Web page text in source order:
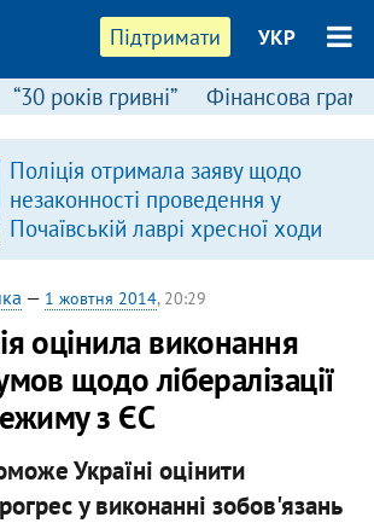
Підтримати УКР
“30 років гривні” Фінансова
Поліція отримала заяву щодо
незаконності проведення у
Почаївській лаврі хресної ходи
— 1 жовтня 2014, 20:29
оцінила виконання
щодо лібералізації
з ЄС
Україні оцінити
у виконанні зобов'язань